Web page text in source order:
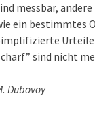
messbar,
ein bestimmtes
Urteile
sind nicht
Dubovoy